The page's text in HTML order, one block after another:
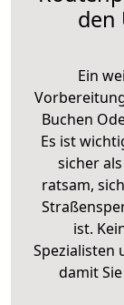
den
Ein
Buchen
Es ist
sicher
ratsam,
ist.
Spezialisten
damit